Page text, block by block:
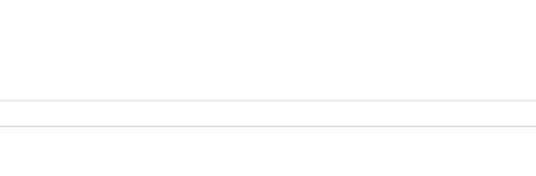
или 15 минутная пешая прогулка через